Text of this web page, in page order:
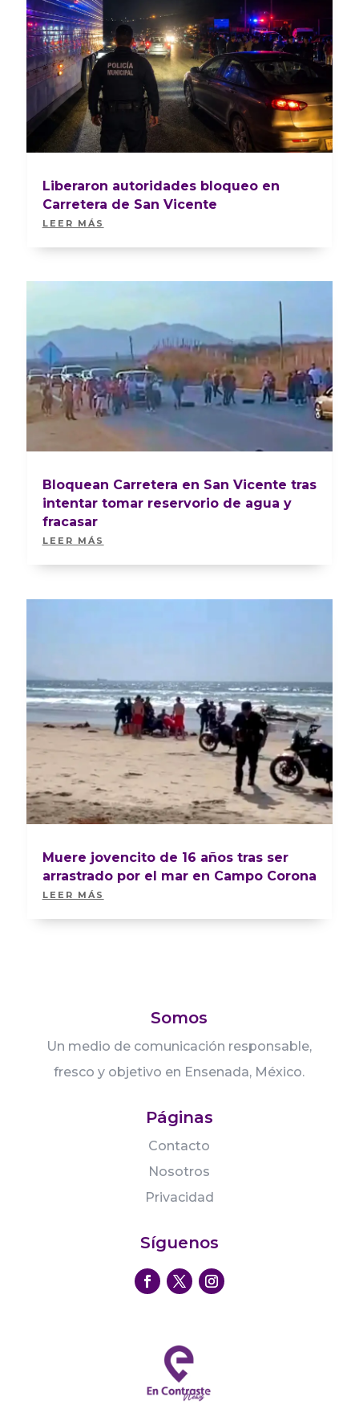
Liberaron autoridades bloqueo en
Carretera de San Vicente
LEER MÁS
Bloquean Carretera en San Vicente tras
intentar tomar reservorio de agua y
fracasar
LEER MÁS
Muere jovencito de 16 años tras ser
arrastrado por el mar en Campo Corona
LEER MÁS
Somos
Un medio de comunicación responsable,
fresco y objetivo en Ensenada, México.
Páginas
Contacto
Nosotros
Privacidad
Síguenos